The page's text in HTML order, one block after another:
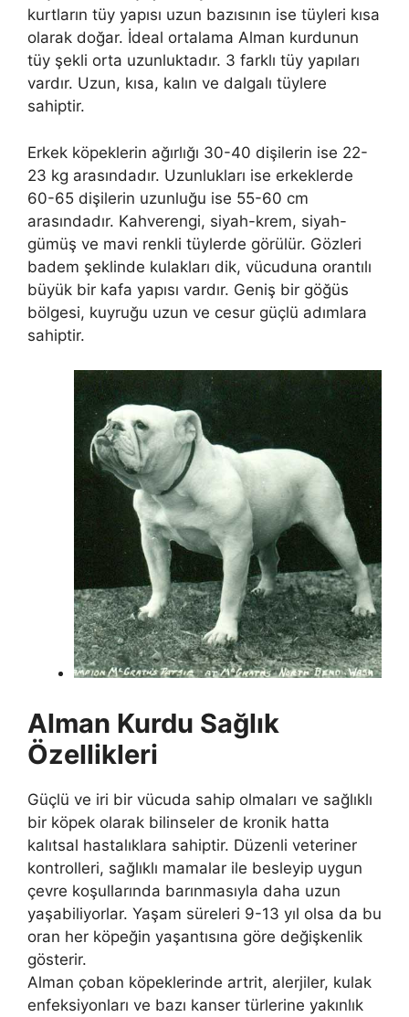
kurtların tüy yapısı uzun bazısının ise tüyleri kısa
olarak doğar. İdeal ortalama Alman kurdunun
tüy şekli orta uzunluktadır. 3 farklı tüy yapıları
vardır. Uzun, kısa, kalın ve dalgalı tüylere
sahiptir.
Erkek köpeklerin ağırlığı 30-40 dişilerin ise 22-
23 kg arasındadır. Uzunlukları ise erkeklerde
60-65 dişilerin uzunluğu ise 55-60 cm
arasındadır. Kahverengi, siyah-krem, siyah-
gümüş ve mavi renkli tüylerde görülür. Gözleri
badem şeklinde kulakları dik, vücuduna orantılı
büyük bir kafa yapısı vardır. Geniş bir göğüs
bölgesi, kuyruğu uzun ve cesur güçlü adımlara
sahiptir.
Alman Kurdu Sağlık
Özellikleri
Güçlü ve iri bir vücuda sahip olmaları ve sağlıklı
bir köpek olarak bilinseler de kronik hatta
kalıtsal hastalıklara sahiptir. Düzenli veteriner
kontrolleri, sağlıklı mamalar ile besleyip uygun
çevre koşullarında barınmasıyla daha uzun
yaşabiliyorlar. Yaşam süreleri 9-13 yıl olsa da bu
oran her köpeğin yaşantısına göre değişkenlik
gösterir.
Alman çoban köpeklerinde artrit, alerjiler, kulak
enfeksiyonları ve bazı kanser türlerine yakınlık